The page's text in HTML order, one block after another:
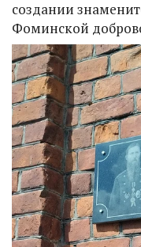
создании
Фоминской